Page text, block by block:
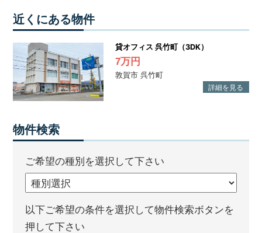
近くにある物件
貸オフィス 呉竹町（3DK）
7万円
敦賀市 呉竹町
物件検索
ご希望の種別を選択して下さい
以下ご希望の条件を選択して物件検索ボタンを
押して下さい